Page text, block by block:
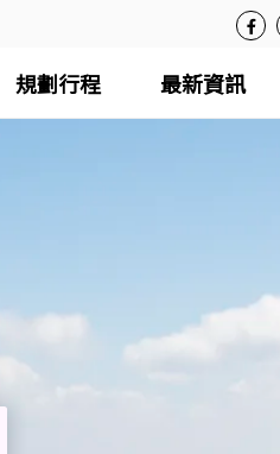
規劃行程 最新資訊